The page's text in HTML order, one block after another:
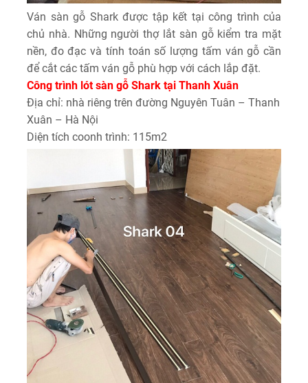
Ván sàn gỗ Shark được tập kết tại công trình của
chủ nhà. Những người thợ lắt sàn gỗ kiểm tra mặt
nền, đo đạc và tính toán số lượng tấm ván gỗ cần
để cắt các tấm ván gỗ phù hợp với cách lắp đặt.
Công trình lót sàn gỗ Shark tại Thanh Xuân
Địa chỉ: nhà riêng trên đường Nguyên Tuân – Thanh
Xuân – Hà Nội
Diện tích coonh trình: 115m2